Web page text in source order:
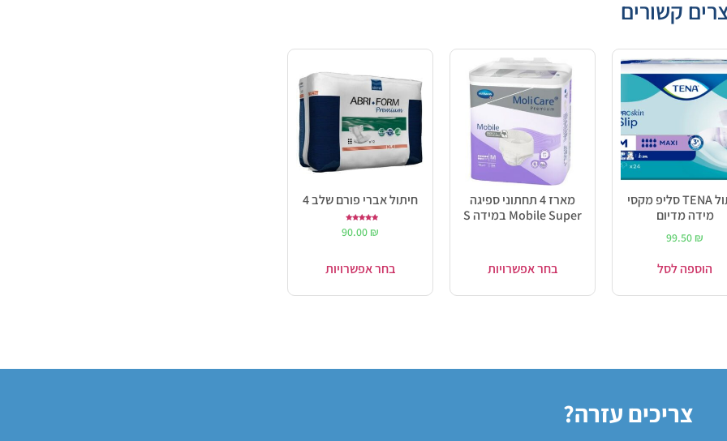
קשורים
חיתול TENA סליפ מקסי
מידה מדיום
99.50 ₪
הוספה לסל
מארז 4 תחתוני ספיגה
Mobile Super במידה S
בחר אפשרויות
חיתול אברי פורם שלב 4
5.00
90.00 ₪
בחר אפשרויות
צריכים עזרה?